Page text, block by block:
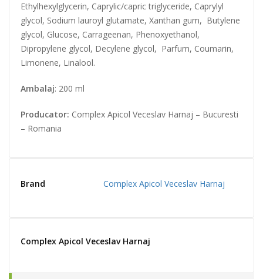
Ethylhexylglycerin, Caprylic/capric triglyceride, Caprylyl
glycol, Sodium lauroyl glutamate, Xanthan gum, Butylene
glycol, Glucose, Carrageenan, Phenoxyethanol,
Dipropylene glycol, Decylene glycol, Parfum, Coumarin,
Limonene, Linalool.
Ambalaj: 200 ml
Producator: Complex Apicol Veceslav Harnaj – Bucuresti
– Romania
Brand Complex Apicol Veceslav Harnaj
Complex Apicol Veceslav Harnaj